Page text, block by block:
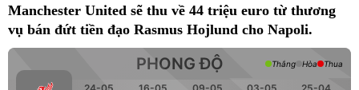
Manchester United sẽ thu về 44 triệu euro từ thương
vụ bán đứt tiền đạo Rasmus Hojlund cho Napoli.
PHONG ĐỘ Thắng Hòa Thua